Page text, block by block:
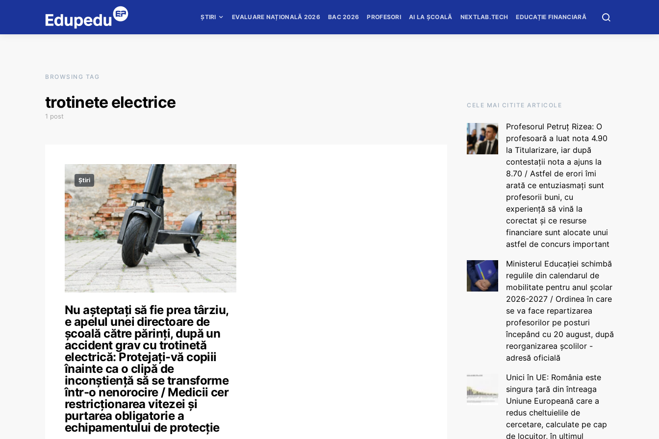
ȘTIRI EVALUARE NAȚIONALĂ 2026 BAC 2026 PROFESORI AI LA ȘCOALĂ NEXTLAB.TECH EDUCAȚIE FINANCIARĂ
BROWSING TAG
trotinete electrice
1 post
Știri
Nu așteptați să fie prea târziu,
e apelul unei directoare de
școală către părinți, după un
accident grav cu trotinetă
electrică: Protejați-vă copiii
înainte ca o clipă de
inconștiență să se transforme
într-o nenorocire / Medicii cer
restricționarea vitezei și
purtarea obligatorie a
echipamentului de protecție
CELE MAI CITITE ARTICOLE
Profesorul Petruț Rizea: O
profesoară a luat nota 4.90
la Titularizare, iar după
contestații nota a ajuns la
8.70 / Astfel de erori îmi
arată ce entuziasmați sunt
profesorii buni, cu
experiență să vină la
corectat și ce resurse
financiare sunt alocate unui
astfel de concurs important
Ministerul Educației schimbă
regulile din calendarul de
mobilitate pentru anul școlar
2026-2027 / Ordinea în care
se va face repartizarea
profesorilor pe posturi
începând cu 20 august, după
reorganizarea școlilor -
adresă oficială
Unici în UE: România este
singura țară din întreaga
Uniune Europeană care a
redus cheltuielile de
cercetare, calculate pe cap
de locuitor, în ultimul